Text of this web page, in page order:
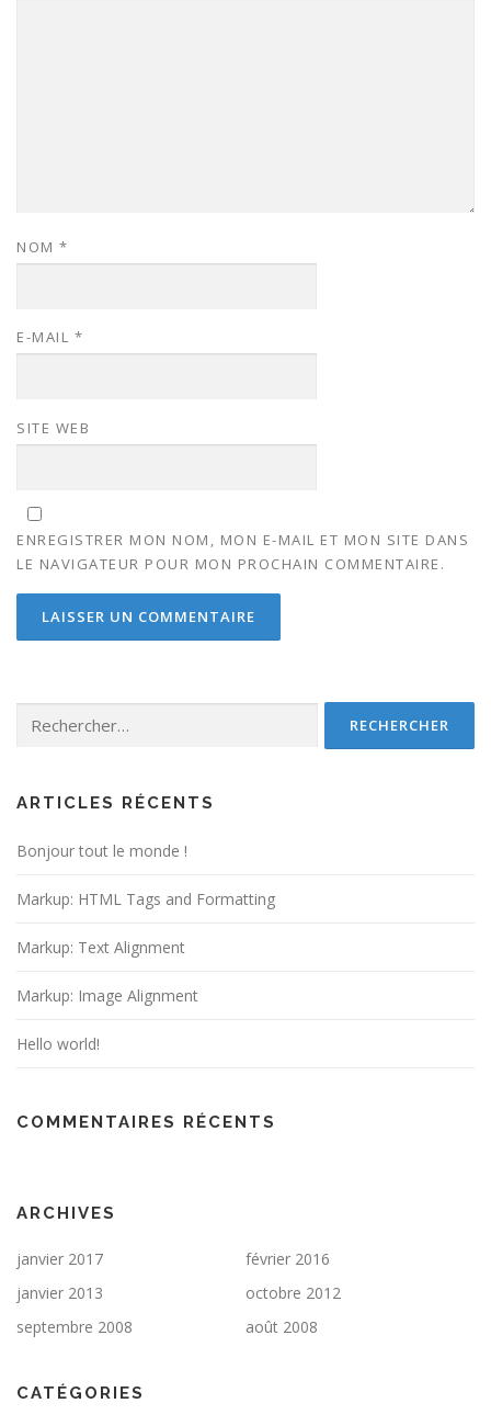
NOM *
E-MAIL *
SITE WEB
ENREGISTRER MON NOM, MON E-MAIL ET MON SITE DANS
LE NAVIGATEUR POUR MON PROCHAIN COMMENTAIRE.
ARTICLES RÉCENTS
Bonjour tout le monde !
Markup: HTML Tags and Formatting
Markup: Text Alignment
Markup: Image Alignment
Hello world!
COMMENTAIRES RÉCENTS
ARCHIVES
janvier 2017
février 2016
janvier 2013
octobre 2012
septembre 2008
août 2008
CATÉGORIES